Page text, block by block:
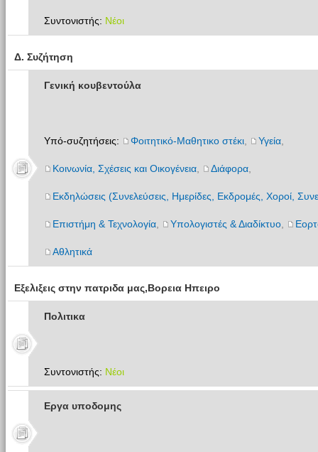
Συντονιστής: Νέοι
Δ. Συζήτηση
Γενική κουβεντούλα
Υπό-συζητήσεις: Φοιτητικό-Μαθητικο στέκι, Υγεία,
Κοινωνία, Σχέσεις και Οικογένεια, Διάφορα,
Εκδηλώσεις (Συνελεύσεις, Ημερίδες, Εκδρομές, Χοροί,
Επιστήμη & Τεχνολογία, Υπολογιστές & Διαδίκτυο,
Αθλητικά
Εξελιξεις στην πατριδα μας,Βορεια Ηπειρο
Πολιτικα
Συντονιστής: Νέοι
Εργα υποδομης